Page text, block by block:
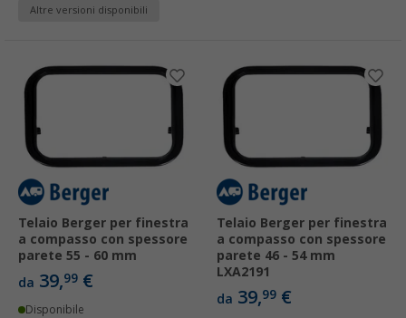
Altre versioni disponibili
Telaio Berger per finestra
a compasso con spessore
parete 55 - 60 mm
da 39,99 €
Disponibile
Telaio Berger per finestra
a compasso con spessore
parete 46 - 54 mm
LXA2191
da 39,99 €